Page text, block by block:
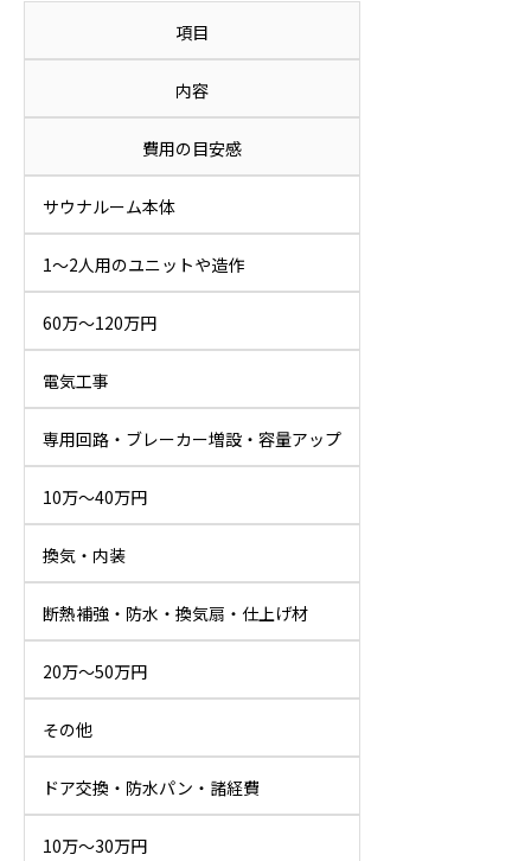
項目
内容
費用の目安感
サウナルーム本体
1〜2人用のユニットや造作
60万〜120万円
電気工事
専用回路・ブレーカー増設・容量アップ
10万〜40万円
換気・内装
断熱補強・防水・換気扇・仕上げ材
20万〜50万円
その他
ドア交換・防水パン・諸経費
10万〜30万円